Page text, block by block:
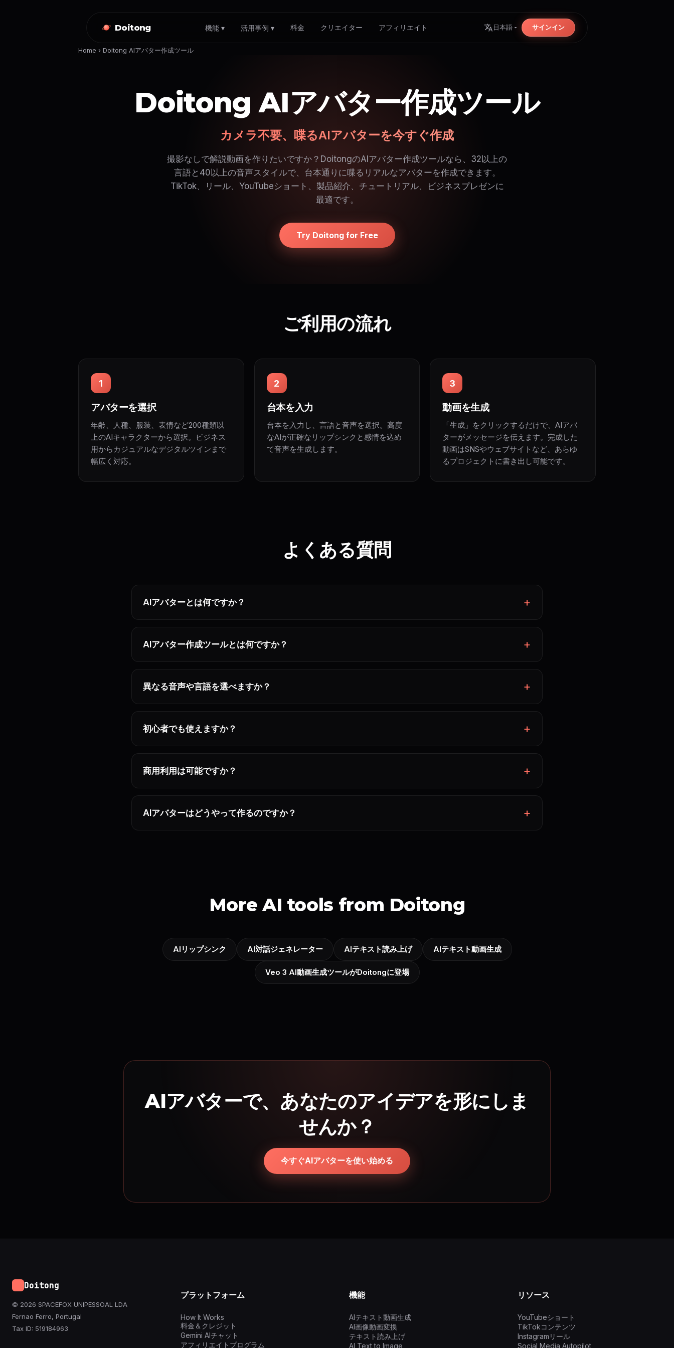
Doitong 機能 ▾ 活用事例 ▾ 料金 クリエイター アフィリエイト 日本語 サインイン
Home › Doitong AIアバター作成ツール
Doitong AIアバター作成ツール
カメラ不要、喋るAIアバターを今すぐ作成
撮影なしで解説動画を作りたいですか？DoitongのAIアバター作成ツールなら、32以上の
言語と40以上の音声スタイルで、台本通りに喋るリアルなアバターを作成できます。
TikTok、リール、YouTubeショート、製品紹介、チュートリアル、ビジネスプレゼンに
最適です。
Try Doitong for Free
ご利用の流れ
1
アバターを選択
年齢、人種、服装、表情など200種類以
上のAIキャラクターから選択。ビジネス
用からカジュアルなデジタルツインまで
幅広く対応。
2
台本を入力
台本を入力し、言語と音声を選択。高度
なAIが正確なリップシンクと感情を込め
て音声を生成します。
3
動画を生成
「生成」をクリックするだけで、AIアバ
ターがメッセージを伝えます。完成した
動画はSNSやウェブサイトなど、あらゆ
るプロジェクトに書き出し可能です。
よくある質問
AIアバターとは何ですか？
AIアバター作成ツールとは何ですか？
異なる音声や言語を選べますか？
初心者でも使えますか？
商用利用は可能ですか？
AIアバターはどうやって作るのですか？
More AI tools from Doitong
AIリップシンク AI対話ジェネレーター AIテキスト読み上げ AIテキスト動画生成
Veo 3 AI動画生成ツールがDoitongに登場
AIアバターで、あなたのアイデアを形にしま
せんか？
今すぐAIアバターを使い始める
Doitong
© 2026 SPACEFOX UNIPESSOAL LDA
Fernao Ferro, Portugal
Tax ID: 519184963
プラットフォーム
How It Works
料金＆クレジット
Gemini AIチャット
アフィリエイトプログラム
機能
AIテキスト動画生成
AI画像動画変換
テキスト読み上げ
AI Text to Image
リソース
YouTubeショート
TikTokコンテンツ
Instagramリール
Social Media Autopilot